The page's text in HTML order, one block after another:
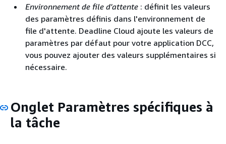
Environnement de file d'attente : définit les valeurs
des paramètres définis dans l'environnement de
file d'attente. Deadline Cloud ajoute les valeurs de
paramètres par défaut pour votre application DCC,
vous pouvez ajouter des valeurs supplémentaires si
nécessaire.
Onglet Paramètres spécifiques à
la tâche